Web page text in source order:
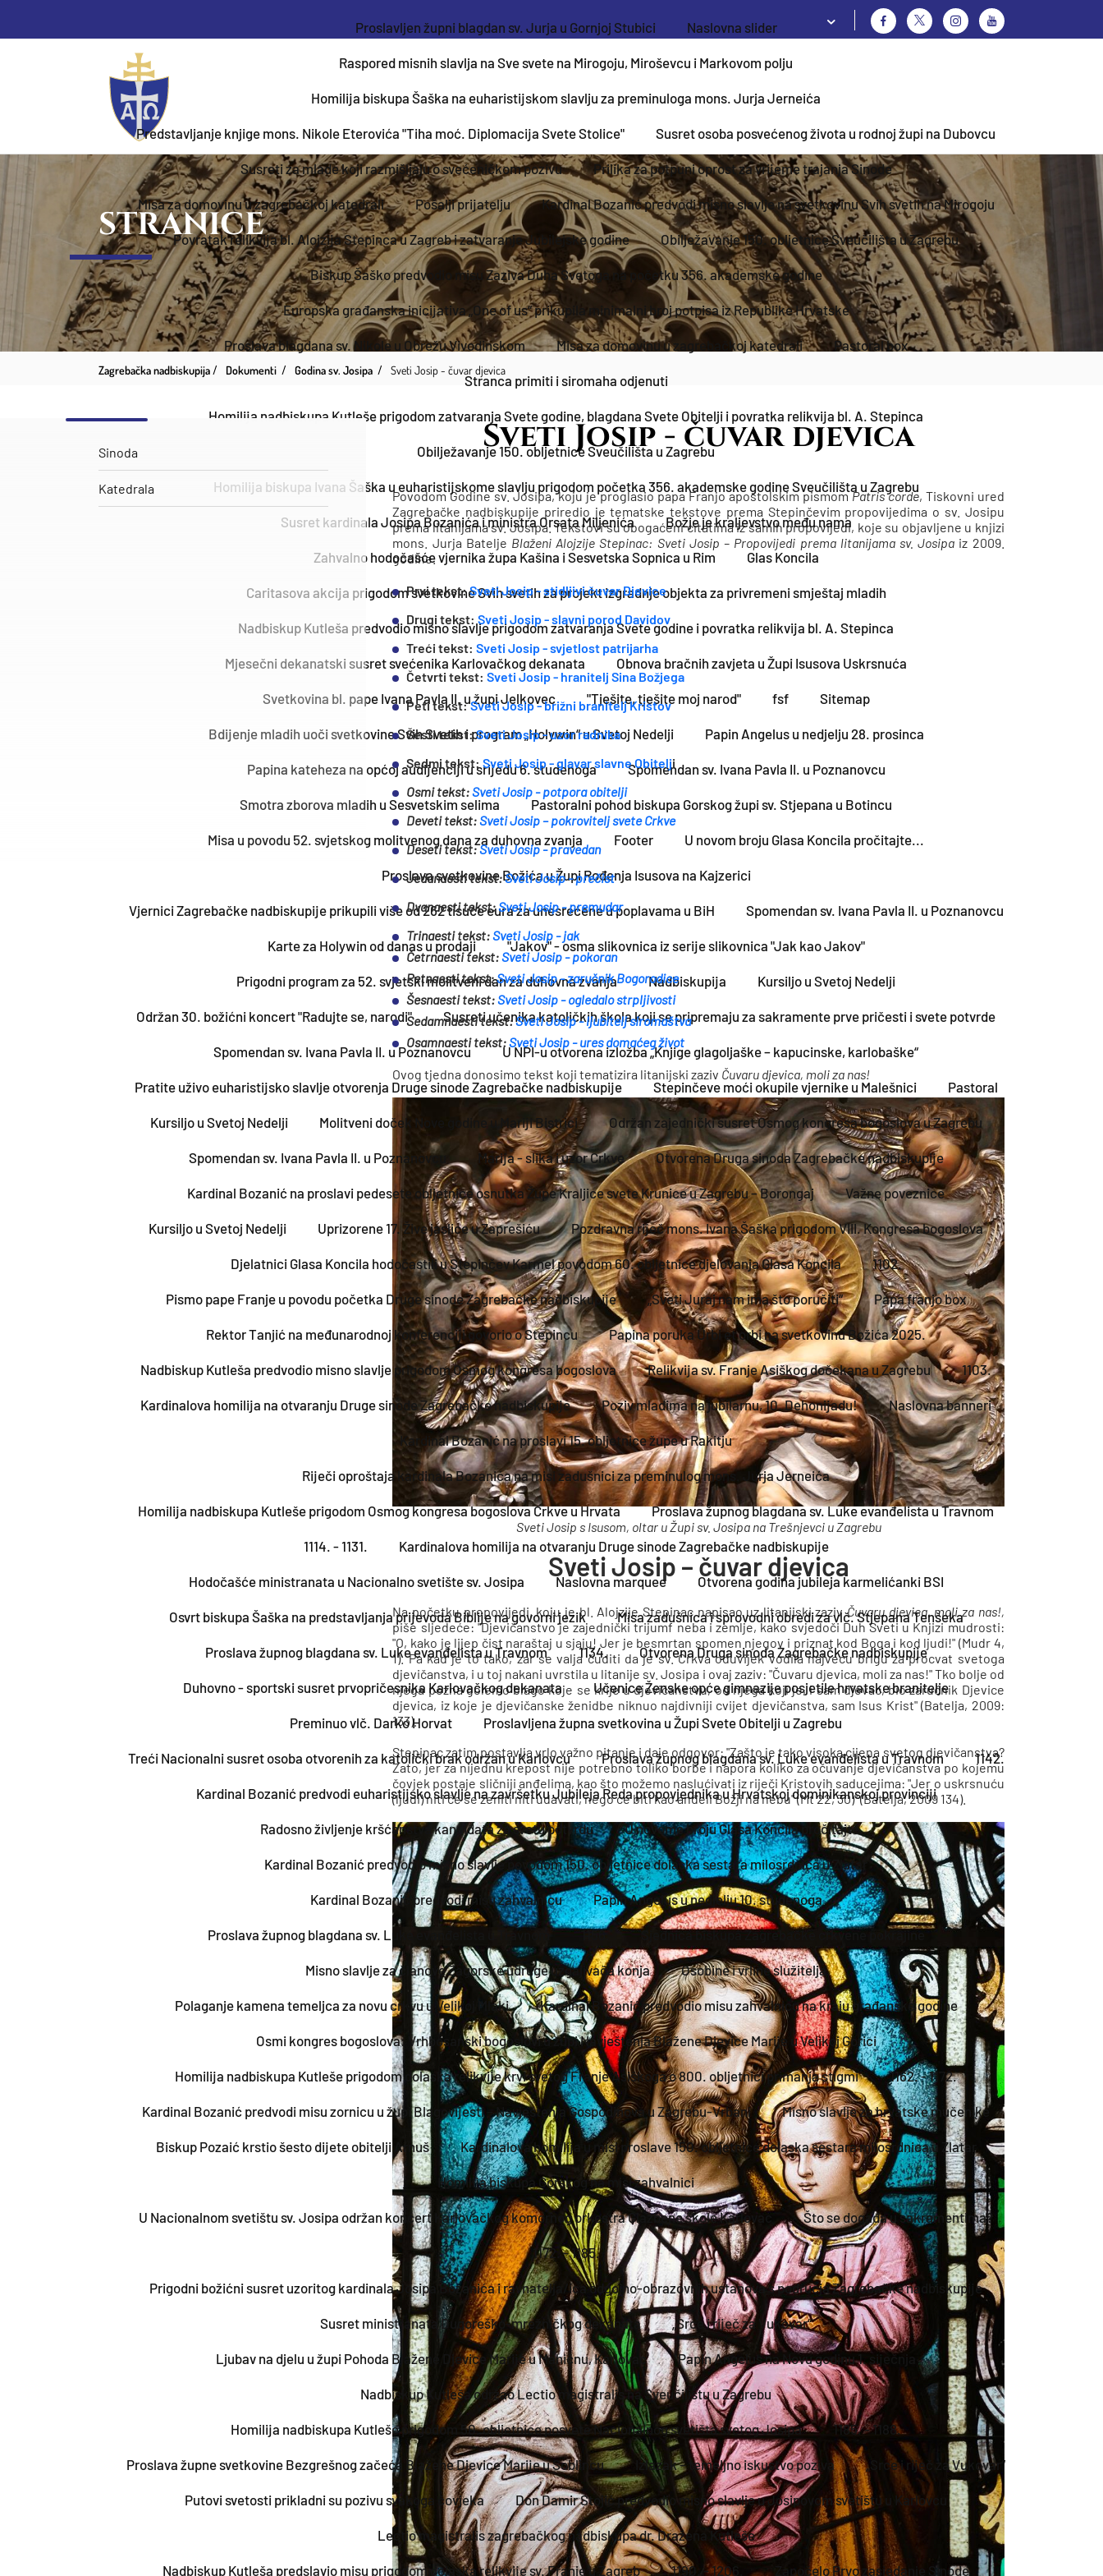
Proslavljen župni blagdan sv. Jurja u Gornjoj Stubici Naslovna slider
Raspored misnih slavlja na Sve svete na Mirogoju, Miroševcu i Markovom polju
Homilija biskupa Šaška na euharistijskom slavlju za preminuloga mons. Jurja Jerneića
Predstavljanje knjige mons. Nikole Eterovića "Tiha moć. Diplomacija Svete Stolice" Susret osoba posvećenog života u rodnoj župi na Dubovcu
Susreti za mlade koji razmišljaju o svećeničkom pozivu Prilika za potpuni oprost za vrijeme trajanja Sinode
Misa za domovinu u zagrebačkoj katedrali Pošalji prijatelju Kardinal Bozanić predvodi misno slavlje na svetkovinu Svih svetih na Mirogoju
Povratak relikvija bl. Alojzija Stepinca u Zagreb i zatvaranje Jubilejske godine Obilježavanje 150. obljetnice Sveučilišta u Zagrebu
Biskup Šaško predvodio misu Zaziva Duha Svetoga na početku 356. akademske godine
Europska građanska inicijativa „One of us“ prikupila minimalni broj potpisa iz Republike Hrvatske
Proslava blagdana sv. Nikole u Obrežu Vivodinskom Misa za domovinu u zagrebačkoj katedrali Pastoral box
Stranca primiti i siromaha odjenuti
Homilija nadbiskupa Kutleše prigodom zatvaranja Svete godine, blagdana Svete Obitelji i povratka relikvija bl. A. Stepinca
Obilježavanje 150. obljetnice Sveučilišta u Zagrebu
Homilija biskupa Ivana Šaška u euharistijskome slavlju prigodom početka 356. akademske godine Sveučilišta u Zagrebu
Susret kardinala Josipa Bozanića i ministra Orsata Miljenića Božje je kraljevstvo među nama
Zahvalno hodočašće vjernika župa Kašina i Sesvetska Sopnica u Rim Glas Koncila
Caritasova akcija prigodom svetkovine Svih svetih za projekt izgradnje objekta za privremeni smještaj mladih
Nadbiskup Kutleša predvodio misno slavlje prigodom zatvaranja Svete godine i povratka relikvija bl. A. Stepinca
Mjesečni dekanatski susret svećenika Karlovačkog dekanata Obnova bračnih zavjeta u Župi Isusova Uskrsnuća
Svetkovina bl. pape Ivana Pavla II. u župi Jelkovec "Tješite, tješite moj narod" fsf Sitemap
Bdijenje mladih uoči svetkovine Svih Svetih i program „Holywin“ u Svetoj Nedelji Papin Angelus u nedjelju 28. prosinca
Papina kateheza na općoj audijenciji u srijedu 6. studenoga Spomendan sv. Ivana Pavla II. u Poznanovcu
Smotra zborova mladih u Sesvetskim selima Pastoralni pohod biskupa Gorskog župi sv. Stjepana u Botincu
Misa u povodu 52. svjetskog molitvenog dana za duhovna zvanja Footer U novom broju Glasa Koncila pročitajte...
Proslava svetkovine Božića u Župi Rođenja Isusova na Kajzerici
Vjernici Zagrebačke nadbiskupije prikupili više od 262 tisuće eura za unesrećene u poplavama u BiH Spomendan sv. Ivana Pavla II. u Poznanovcu
Karte za Holywin od danas u prodaji "Jakov" - osma slikovnica iz serije slikovnica "Jak kao Jakov"
Prigodni program za 52. svjetski molitveni dan za duhovna zvanja Nadbiskupija Kursiljo u Svetoj Nedelji
Održan 30. božićni koncert "Radujte se, narodi" Susreti učenika katoličkih škola koji se pripremaju za sakramente prve pričesti i svete potvrde
Spomendan sv. Ivana Pavla II. u Poznanovcu U NPI-u otvorena izložba „Knjige glagoljaške – kapucinske, karlobaške“
Pratite uživo euharistijsko slavlje otvorenja Druge sinode Zagrebačke nadbiskupije Stepinčeve moći okupile vjernike u Malešnici Pastoral
Kursiljo u Svetoj Nedelji Molitveni doček Nove godine u Mariji Bistrici Održan zajednički susret Osmog kongresa bogoslova u Zagrebu
Spomendan sv. Ivana Pavla II. u Poznanovcu Marija - slika i uzor Crkve Otvorena Druga sinoda Zagrebačke nadbiskupije
Kardinal Bozanić na proslavi pedesete obljetnice osnutka Župe Kraljice svete Krunice u Zagrebu – Borongaj Važne poveznice
Kursiljo u Svetoj Nedelji Uprizorene 17. Žive jaslice u Zaprešiću Pozdravna riječ mons. Ivana Šaška prigodom VIII. Kongresa bogoslova
Djelatnici Glasa Koncila hodočastili u Stepinčev Karmel povodom 60. obljetnice djelovanja Glasa Koncila 1102.
Pismo pape Franje u povodu početka Druge sinode Zagrebačke nadbiskupije „Sveti Juraj nam ima što poručiti“ Papa franjo box
Rektor Tanjić na međunarodnoj konferenciji govorio o Stepincu Papina poruka Urbi et orbi na svetkovinu Božića 2025.
Nadbiskup Kutleša predvodio misno slavlje prigodom Osmog kongresa bogoslova Relikvija sv. Franje Asiškog dočekana u Zagrebu 1103.
Kardinalova homilija na otvaranju Druge sinode Zagrebačke nadbiskupije Poziv mladima na jubilarnu, 10. Dehonijadu! Naslovna banneri
Kardinal Bozanić na proslavi 15. obljetnice župe u Rakitju
Riječi oproštaja kardinala Bozanića na misi zadušnici za preminulog mons. Jurja Jerneića
Homilija nadbiskupa Kutleše prigodom Osmog kongresa bogoslova Crkve u Hrvata Proslava župnog blagdana sv. Luke evanđelista u Travnom
1114. - 1131. Kardinalova homilija na otvaranju Druge sinode Zagrebačke nadbiskupije
Hodočašće ministranata u Nacionalno svetište sv. Josipa Naslovna marquee Otvorena godina jubileja karmelićanki BSI
Osvrt biskupa Šaška na predstavljanja prijevoda Biblije na govorni jezik Misa zadušnica i sprovodni obredi za vlč. Stjepana Tenšeka
Proslava župnog blagdana sv. Luke evanđelista u Travnom 1134. Otvorena Druga sinoda Zagrebačke nadbiskupije
Duhovno - sportski susret prvopričesnika Karlovačkog dekanata Učenice Ženske opće gimnazije posjetile hrvatske branitelje
Preminuo vlč. Darko Horvat Proslavljena župna svetkovina u Župi Svete Obitelji u Zagrebu
Treći Nacionalni susret osoba otvorenih za katolički brak održan u Karlovcu Proslava župnog blagdana sv. Luke evanđelista u Travnom 1142.
Kardinal Bozanić predvodi euharistijsko slavlje na završetku Jubileja Reda propovjednika u Hrvatskoj dominikanskoj provinciji
Radosno življenje kršćanstva kandidata za svetu potvrdu U novome broju Glasa Koncila pročitajte...
Kardinal Bozanić predvodio misno slavlje povodom 150. obljetnice dolaska sestara milosrdnica u Zlatar
Kardinal Bozanić predvodi misu zahvalnicu Papin Angelus u nedjelju 10. studenoga
Proslava župnog blagdana sv. Luke evanđelista u Travnom 1156. Sjednica biskupâ Zagrebačke crkvene pokrajine
Misno slavlje za članove Zagorske udruge uzgajivača konja Osobine i vrline služitelja
Polaganje kamena temeljca za novu crkvu u Velikoj Mlaki Kardinal Bozanić predvodio misu zahvalnicu na kraju građanske godine
Osmi kongres bogoslova: Vrhbosanski bogoslovi u župi Navještenja Blažene Djevice Marije u Velikoj Gorici
Homilija nadbiskupa Kutleše prigodom dolaska relikvije krvi svetog Franje Asiškoga o 800. obljetnici primanja stigmi 1162. - 1172.
Kardinal Bozanić predvodi misu zornicu u župi Blagovijesti – Navještenja Gospodinova u Zagrebu-Vrbani Misno slavlje za hrvatske mučenike
Biskup Pozaić krstio šesto dijete obitelji Arnuš Kardinalova homilija u misi proslave 150. obljetnice dolaska sestara milosrdnica u Zlatar
Homilija biskupa Gorskog na misi zahvalnici
U Nacionalnom svetištu sv. Josipa održan koncert Karlovačkog komornog orkestra Glazbene škole Karlovac Što se događa u sakramentima?
1172. - 1185.
Prigodni božićni susret uzoritog kardinala Josipa Bozanića i ravnatelja/ica odgojno-obrazovnih ustanova s područja Zagrebačke nadbiskupije
Susret ministranata Dugoreško-mrežničkog dekanata „Srce i riječ za Vukovar“
Ljubav na djelu u župi Pohoda Blažene Djevice Marije u Mahičnu, Karlovac Papin Angelus na Novu godinu 1. siječnja
Nadbiskup Kutleša održao Lectio magistralis na Sveučilištu u Zagrebu
Homilija nadbiskupa Kutleše prigodom 50. obljetnice posvete Nacionalnog svetišta svetog Josipa 1185. - 1188.
Proslava župne svetkovine Bezgrešnog začeća Blažene Djevice Marije u Soblincu Izlazak – temeljno iskustvo poziva „Srce i riječ za Vukovar“
Putovi svetosti prikladni su pozivu svakoga čovjeka Don Damir Stojić predvodio misno slavlje u Josipovom svetištu u Karlovcu
Lectio magistralis zagrebačkog nadbiskupa dr. Dražena Kutleše
Nadbiskup Kutleša predslavio misu prigodom dolaska relikvije sv. Franje u Zagreb 1190. - 1206. Započelo Prvo zasjedanje Sinode
STRANICE
Zagrebačka nadbiskupija Dokumenti Godina sv. Josipa Sveti Josip - čuvar djevica
Sinoda
Katedrala
Sveti Josip - čuvar djevica
Povodom Godine sv. Josipa, koju je proglasio papa Franjo apostolskim pismomPatris corde, Tiskovni ured
Zagrebačke nadbiskupije priredio je tematske tekstove prema Stepinčevim propovijedima o sv. Josipu
prema litanijama sv. Josipa. Tekstovi su obogaćeni citatima iz samih propovijedi, koje su objavljene u knjizi
mons. Jurja Batelje Blaženi Alojzije Stepinac: Sveti Josip – Propovijedi prema litanijama sv. Josipa iz 2009.
godine.
Prvi tekst:Sveti Josip - stidljivi čuvar Djevice
Drugi tekst:Sveti Josip - slavni porod Davidov
Treći tekst:Sveti Josip - svjetlost patrijarha
Četvrti tekst:Sveti Josip - hranitelj Sina Božjega
Peti tekst:Sveti Josip - brižni branitelj Kristov
Šesti tekst:Sveti Josip - uzor radnika
Sedmi tekst:Sveti Josip - glavar slavne Obitelji
Osmi tekst:Sveti Josip - potpora obitelji
Deveti tekst:Sveti Josip – pokrovitelj svete Crkve
Deseti tekst:Sveti Josip - pravedan
Jedanaesti tekst:Sveti Josip - prečist
Dvanaesti tekst:Sveti Josip - premudar
Trinaesti tekst:Sveti Josip - jak
Četrnaesti tekst:Sveti Josip - pokoran
Petnaesti tekst:Sveti Josip - zaručnik Bogorodice
Šesnaesti tekst:Sveti Josip - ogledalo strpljivosti
Sedamnaesti tekst:Sveti Josip - ljubitelj siromaštva
Osamnaesti tekst:Sveti Josip - ures domaćeg život
Ovog tjedna donosimo tekst koji tematizira litanijski zaziv Čuvaru djevica, moli za nas!
Sveti Josip s Isusom, oltar u Župi sv. Josipa na Trešnjevci u Zagrebu
Sveti Josip – čuvar djevica
Na početku propovijedi, koju je bl. Alojzije Stepinac napisao uz litanijski zazivČuvaru djevica, moli za nas!,
piše sljedeće: "Djevičanstvo je zajednički trijumf neba i zemlje, kako svjedoči Duh Sveti u Knjizi mudrosti:
"O, kako je lijep čist naraštaj u sjaju! Jer je besmrtan spomen njegov i priznat kod Boga i kod ljudi!" (Mudr 4,
1). Pa kad je to tako, zar se valja čuditi da je sv. Crkva oduvijek vodila najveću brigu za procvat svetoga
djevičanstva, i u toj nakani uvrstila u litanije sv. Josipa i ovaj zaziv: "Čuvaru djevica, moli za nas!" Tko bolje od
njega pozna golemo blago koje se krije u djevičanstvu, od njega koji je, i sam djevac, bio zaručnik Djevice
djevica, iz koje je djevičanske ženidbe niknuo najdivniji cvijet djevičanstva, sam Isus Krist" (Batelja, 2009:
133).
Stepinac zatim postavlja vrlo važno pitanje i daje odgovor: "Zašto je tako visoka cijena svetog djevičanstva?
Zato, jer za nijednu krepost nije potrebno toliko borbe i napora koliko za očuvanje djevičanstva po kojemu
čovjek postaje sličniji anđelima, kao što možemo naslućivati iz riječi Kristovih saducejima: "Jer o uskrsnuću
(ljudi) niti će se ženiti niti udavati, nego će biti kao anđeli Božji na nebu" (Mt 22, 30)" (Batelja, 2009 134).